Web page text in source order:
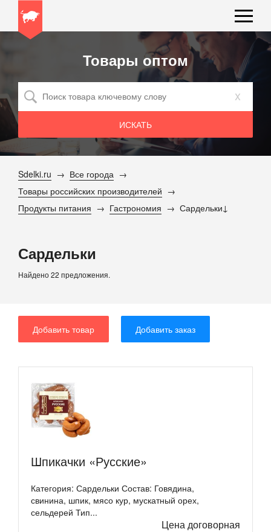
Товары оптом
x
Sdelki.ru
Все города
Товары российских производителей
Продукты питания
Гастрономия Сардельки
Сардельки
Найдено 22 предложения.
Добавить товар Добавить заказ
Шпикачки «Русские»
Категория: Сардельки Состав: Говядина,
свинина, шпик, мясо кур, мускатный орех,
сельдерей Тип...
Цена договорная